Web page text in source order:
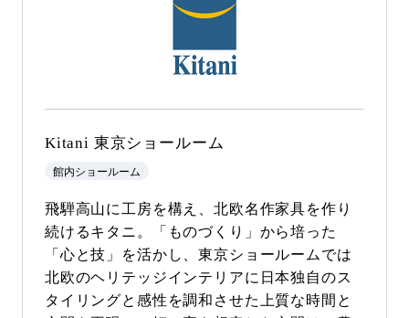
Kitani 東京ショールーム
館内ショールーム
飛騨高山に工房を構え、北欧名作家具を作り
続けるキタニ。「ものづくり」から培った
「心と技」を活かし、東京ショールームでは
北欧のヘリテッジインテリアに日本独自のス
タイリングと感性を調和させた上質な時間と